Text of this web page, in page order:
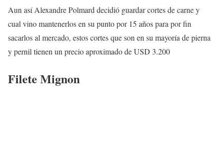
Aun así Alexandre Polmard decidió guardar cortes de carne y
cual vino mantenerlos en su punto por 15 años para por fin
sacarlos al mercado, estos cortes que son en su mayoría de pierna
y pernil tienen un precio aproximado de USD 3.200
Filete Mignon